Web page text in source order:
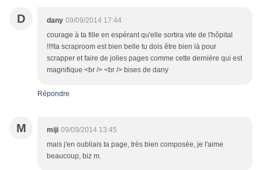
D dany 09/09/2014 17:44
courage à ta fille en espérant qu'elle sortira vite de l'hôpital
!!!!ta scraproom est bien belle tu dois être bien là pour
scrapper et faire de jolies pages comme cette dernière qui est
magnifique <br /> <br /> bises de dany
Répondre
M miji 09/09/2014 13:45
mais j'en oubliais ta page, très bien composée, je l'aime
beaucoup, biz m.